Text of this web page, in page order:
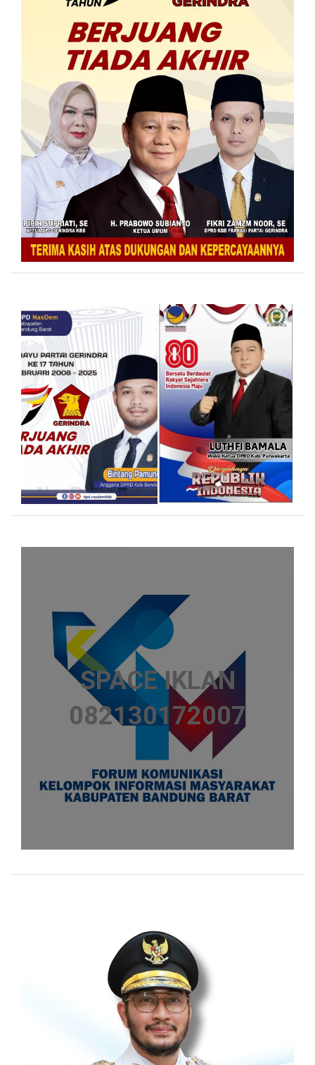
SPACE IKLAN
082130172007